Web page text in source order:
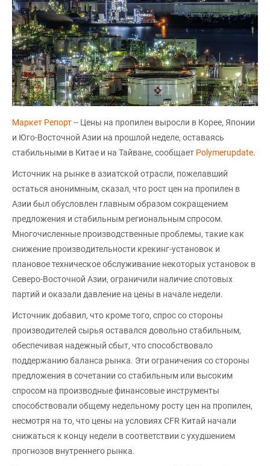
Маркет Репорт-- Цены на пропилен выросли в Корее, Японии
и Юго-Восточной Азии на прошлой неделе, оставаясь
стабильными в Китае и на Тайване, сообщает Polymerupdate.
Источник на рынке в азиатской отрасли, пожелавший
остаться анонимным, сказал, что рост цен на пропилен в
Азии был обусловлен главным образом сокращением
предложения и стабильным региональным спросом.
Многочисленные производственные проблемы, такие как
снижение производительности крекинг-установок и
плановое техническое обслуживание некоторых установок в
Северо-Восточной Азии, ограничили наличие спотовых
партий и оказали давление на цены в начале недели.
Источник добавил, что кроме того, спрос со стороны
производителей сырья оставался довольно стабильным,
обеспечивая надежный сбыт, что способствовало
поддержанию баланса рынка. Эти ограничения со стороны
предложения в сочетании со стабильным или высоким
спросом на производные финансовые инструменты
способствовали общему недельному росту цен на пропилен,
несмотря на то, что цены на условиях CFR Китай начали
снижаться к концу недели в соответствии с ухудшением
прогнозов внутреннего рынка.